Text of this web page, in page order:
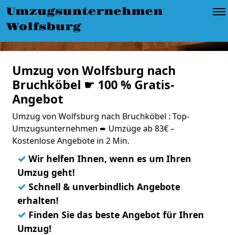
Umzugsunternehmen
Wolfsburg
Umzug von Wolfsburg nach
Bruchköbel ☛ 100 % Gratis-
Angebot
Umzug von Wolfsburg nach Bruchköbel : Top-
Umzugsunternehmen ➨ Umzüge ab 83€ –
Kostenlose Angebote in 2 Min.
✓ Wir helfen Ihnen, wenn es um Ihren
Umzug geht!
✓ Schnell & unverbindlich Angebote
erhalten!
✓ Finden Sie das beste Angebot für Ihren
Umzug!